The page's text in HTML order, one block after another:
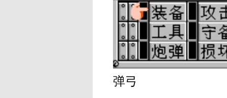
弹弓